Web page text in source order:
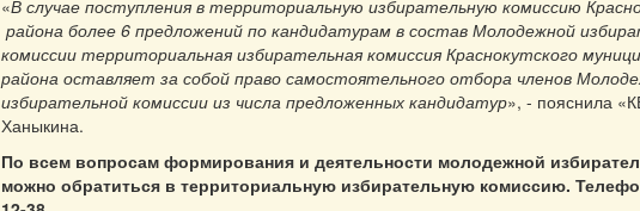
«В случае поступления в территориальную избирательную комиссию
района более 6 предложений по кандидатурам в состав Молодежной
комиссии территориальная избирательная комиссия Краснокутского
района оставляет за собой право самостоятельного отбора членов
избирательной комиссии из числа предложенных кандидатур», - пояснила
Ханыкина.
По всем вопросам формирования и деятельности молодежной
можно обратиться в территориальную избирательную комиссию.